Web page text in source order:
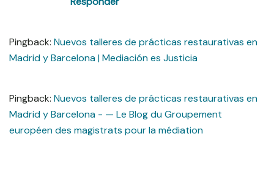
Pingback: Nuevos talleres de prácticas restaurativas en
Madrid y Barcelona | Mediación es Justicia
Pingback: Nuevos talleres de prácticas restaurativas en
Madrid y Barcelona - — Le Blog du Groupement
européen des magistrats pour la médiation